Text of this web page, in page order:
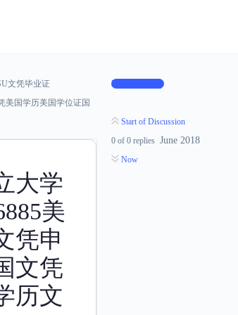
文凭毕业证
美国学历美国学位证国
大学
美
凭申
文凭
历文
Log In to Reply
Start of Discussion
0 of 0 replies June 2018
Now